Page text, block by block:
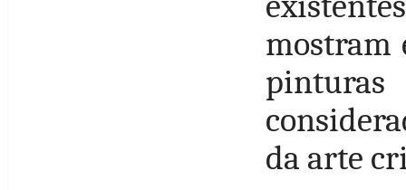
mostram
da arte